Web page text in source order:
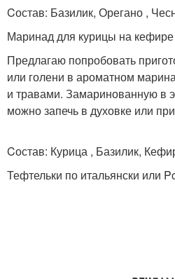
Cостав: Базилик, Орегано ,
Маринад для курицы на
Предлагаю попробовать
или голени в ароматном
и травами. Замаринованную в
можно запечь в духовке или
Cостав: Курица , Базилик,
Тефтельки по итальянски или